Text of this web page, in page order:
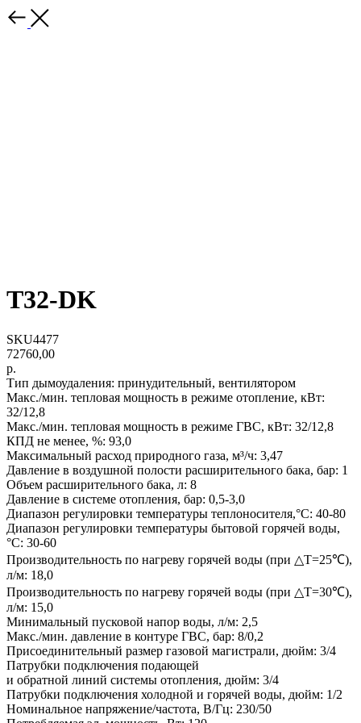
T32-DK
SKU4477
72760,00
р.
Тип дымоудаления: принудительный, вентилятором
Макс./мин. тепловая мощность в режиме отопление, кВт:
32/12,8
Макс./мин. тепловая мощность в режиме ГВС, кВт: 32/12,8
КПД не менее, %: 93,0
Максимальный расход природного газа, м³/ч: 3,47
Давление в воздушной полости расширительного бака, бар: 1
Объем расширительного бака, л: 8
Давление в системе отопления, бар: 0,5-3,0
Диапазон регулировки температуры теплоносителя,°C: 40-80
Диапазон регулировки температуры бытовой горячей воды,
°C: 30-60
Производительность по нагреву горячей воды (при △T=25℃),
л/м: 18,0
Производительность по нагреву горячей воды (при △T=30℃),
л/м: 15,0
Минимальный пусковой напор воды, л/м: 2,5
Макс./мин. давление в контуре ГВС, бар: 8/0,2
Присоединительный размер газовой магистрали, дюйм: 3/4
Патрубки подключения подающей
и обратной линий системы отопления, дюйм: 3/4
Патрубки подключения холодной и горячей воды, дюйм: 1/2
Номинальное напряжение/частота, В/Гц: 230/50